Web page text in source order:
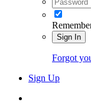
Sign In
Forgot
Sign Up